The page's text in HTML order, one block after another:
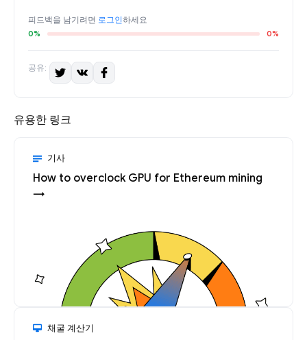
피드백을 남기려면 로그인하세요
0% 0%
공유:
유용한 링크
기사
How to overclock GPU for Ethereum mining
→
채굴 계산기